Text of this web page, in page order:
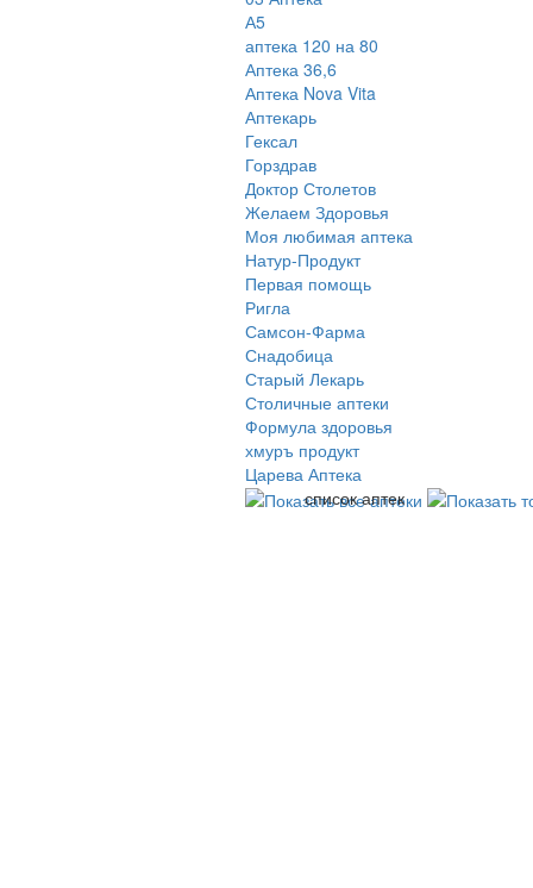
А5
аптека 120 на 80
Аптека 36,6
Аптека Nova Vita
Аптекарь
Гексал
Горздрав
Доктор Столетов
Желаем Здоровья
Моя любимая аптека
Натур-Продукт
Первая помощь
Ригла
Самсон-Фарма
Снадобица
Старый Лекарь
Столичные аптеки
Формула здоровья
хмуръ продукт
Царева Аптека
список аптек